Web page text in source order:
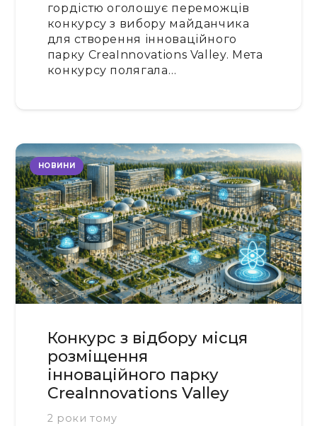
гордістю оголошує переможців
конкурсу з вибору майданчика
для створення інноваційного
парку CreaInnovations Valley. Мета
конкурсу полягала…
НОВИНИ
Конкурс з відбору місця
розміщення
інноваційного парку
CreaInnovations Valley
2 роки тому